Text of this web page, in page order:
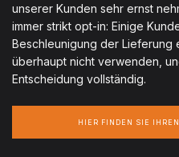
unserer Kunden sehr ernst
immer strikt opt-in: Einige
Beschleunigung der Lieferung
überhaupt nicht verwenden,
Entscheidung vollständig.
HIER FINDEN SIE